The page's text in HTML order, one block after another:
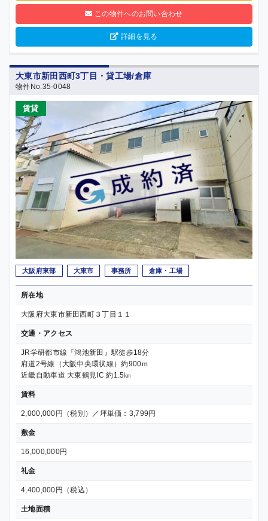
この物件へのお問い合わせ
詳細を見る
大東市新田西町3丁目・貸工場/倉庫
物件No.35-0048
賃貸
大阪府東部 大東市 事務所 倉庫・工場
所在地
大阪府大東市新田西町３丁目１１
交通・アクセス
JR学研都市線『鴻池新田』駅徒歩18分
府道2号線（大阪中央環状線）約900ｍ
近畿自動車道 大東鶴見IC 約1.5㎞
賃料
2,000,000円（税別）／坪単価：3,799円
敷金
16,000,000円
礼金
4,400,000円（税込）
土地面積